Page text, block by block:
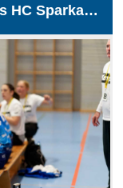
Saisonabschluss der Damen des HC Sparkasse Blau-Weiß Feldkirch